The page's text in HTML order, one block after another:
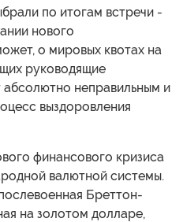
по итогам встречи -
нового
о мировых квотах на
руководящие
неправильным и
выздоровления
финансового кризиса
валютной системы.
Бреттон-
на золотом долларе,